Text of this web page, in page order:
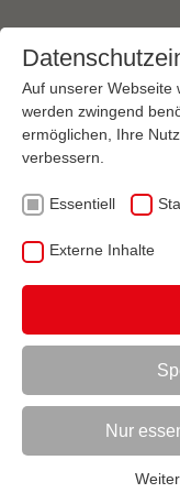
Menü
VEREINSMANAGEMENT
Vorlesen
Informationen
Auf unserer Webseite
werden zwingend
ermöglichen, Ihre
verbessern.
Essentiell
Externe Inhalte
Nur